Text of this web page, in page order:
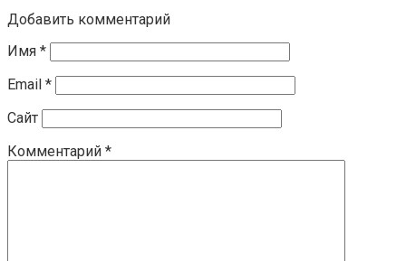
Добавить комментарий
Имя *
Email *
Сайт
Комментарий *